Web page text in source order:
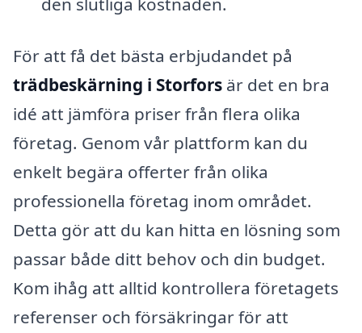
För att få det bästa erbjudandet på
trädbeskärning i Storfors är det en bra
idé att jämföra priser från flera olika
företag. Genom vår plattform kan du
enkelt begära offerter från olika
professionella företag inom området.
Detta gör att du kan hitta en lösning som
passar både ditt behov och din budget.
Kom ihåg att alltid kontrollera företagets
referenser och försäkringar för att